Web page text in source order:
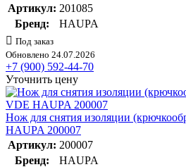
Артикул: 201085
Бренд:
HAUPA
Под заказ
Обновлено 24.07.2026
+7 (900) 592-44-70
Уточнить цену
Нож для снятия изоляции
HAUPA 200007
Артикул: 200007
Бренд:
HAUPA